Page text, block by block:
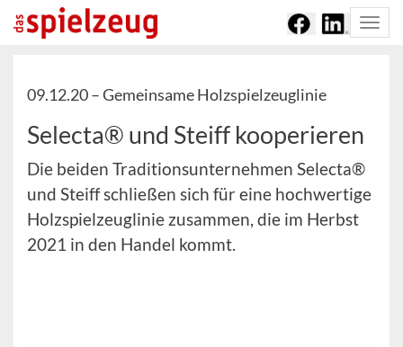
09.12.20 –Gemeinsame Holzspielzeuglinie
Selecta® und Steiff kooperieren
Die beiden Traditionsunternehmen Selecta®
und Steiff schließen sich für eine hochwertige
Holzspielzeuglinie zusammen, die im Herbst
2021 in den Handel kommt.